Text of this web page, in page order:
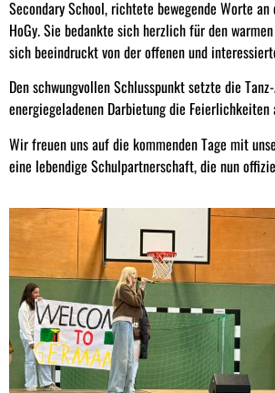
Secondary School, richtete bewegende Worte
HoGy. Sie bedankte sich herzlich für den
sich beeindruckt von der offenen und
Den schwungvollen Schlusspunkt setzte die
energiegeladenen Darbietung die Feierlichkeiten
Wir freuen uns auf die kommenden Tage mit
eine lebendige Schulpartnerschaft, die nun